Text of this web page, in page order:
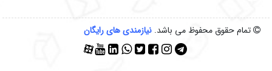
تمام حقوق محفوظ می باشد.نیازمندی‌ های رایگان